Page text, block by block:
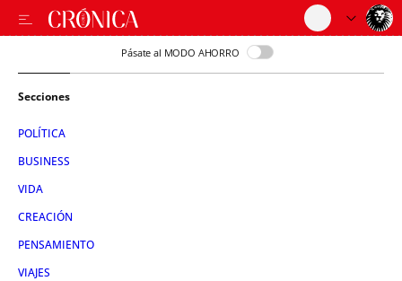
Pásate al MODO AHORRO
Secciones
POLÍTICA
BUSINESS
VIDA
CREACIÓN
PENSAMIENTO
VIAJES